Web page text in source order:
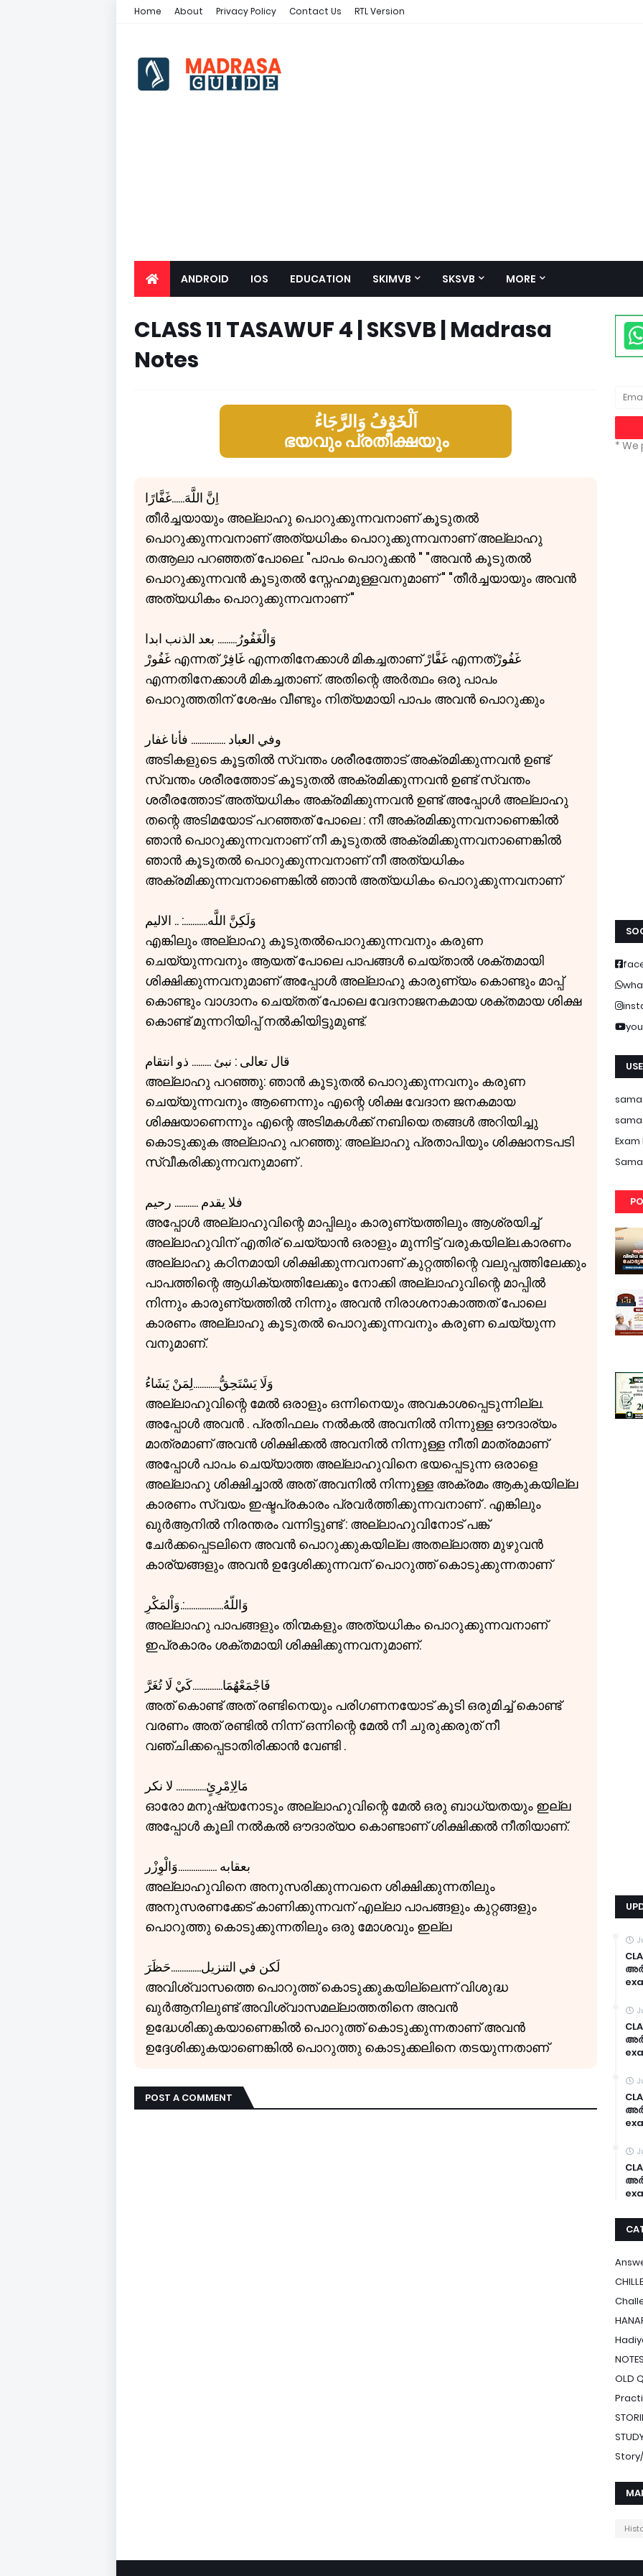
Home About Privacy Policy Contact Us RTL Version
ANDROID IOS EDUCATION SKIMVB SKSVB MORE
CLASS 11 TASAWUF 4 | SKSVB | Madrasa
Notes
اَلْخَوْفُ وَالرَّجَاءُ
ഭയവും പ്രതീക്ഷയും
اِنَّ اللَّهَ......غَفَّارًا
തീർച്ചയായും അല്ലാഹു പൊറുക്കുന്നവനാണ് കൂടുതൽ
പൊറുക്കുന്നവനാണ് അത്യധികം പൊറുക്കുന്നവനാണ് അല്ലാഹു
തആലാ പറഞ്ഞത് പോലെ: "പാപം പൊറുക്കൻ " "അവൻ കൂടുതൽ
പൊറുക്കുന്നവൻ കൂടുതൽ സ്നേഹമുള്ളവനുമാണ് " "തീർച്ചയായും അവൻ
അത്യധികം പൊറുക്കുന്നവനാണ് "
وَالْغَفُورُ......... بعد الذنب ابدا
غَفُورْ എന്നത് غَافِرْ എന്നതിനേക്കാൾ മികച്ചതാണ് غَفَّارْ എന്നത്غَفُورْ
എന്നതിനേക്കാൾ മികച്ചതാണ്. അതിന്റെ അർത്ഥം ഒരു പാപം
പൊറുത്തതിന് ശേഷം വീണ്ടും നിത്യമായി പാപം അവൻ പൊറുക്കും
وفي العباد ................ فأنا غفار
അടികളുടെ കൂട്ടതിൽ സ്വന്തം ശരീരത്തോട് അക്രമിക്കുന്നവൻ ഉണ്ട്
സ്വന്തം ശരീരത്തോട് കൂടുതൽ അക്രമിക്കുന്നവൻ ഉണ്ട് സ്വന്തം
ശരീരത്തോട് അത്യധികം അക്രമിക്കുന്നവൻ ഉണ്ട് അപ്പോൾ അല്ലാഹു
തന്റെ അടിമയോട് പറഞ്ഞത് പോലെ : നീ അക്രമിക്കുന്നവനാണെങ്കിൽ
ഞാൻ പൊറുക്കുന്നവനാണ് നീ കൂടുതൽ അക്രമിക്കുന്നവനാണെങ്കിൽ
ഞാൻ കൂടുതൽ പൊറുക്കുന്നവനാണ് നീ അത്യധികം
അക്രമിക്കുന്നവനാണെങ്കിൽ ഞാൻ അത്യധികം പൊറുക്കുന്നവനാണ്
وَلَكِنَّ اللَّه...........: .. الاليم
എങ്കിലും അല്ലാഹു കൂടുതൽപൊറുക്കുന്നവനും കരുണ
ചെയ്യുന്നവനും ആയത് പോലെ പാപങ്ങൾ ചെയ്താൽ ശക്തമായി
ശിക്ഷിക്കുന്നവനുമാണ് അപ്പോൾ അല്ലാഹു കാരുണ്യം കൊണ്ടും മാപ്പ്
കൊണ്ടും വാഗ്ദാനം ചെയ്തത് പോലെ വേദനാജനകമായ ശക്തമായ ശിക്ഷ
കൊണ്ട് മുന്നറിയിപ്പ് നൽകിയിട്ടുമുണ്ട്.
قال تعالى : نبئ ......... ذو انتقام
അല്ലാഹു പറഞ്ഞു: ഞാൻ കൂടുതൽ പൊറുക്കുന്നവനും കരുണ
ചെയ്യുന്നവനും ആണെന്നും എന്റെ ശിക്ഷ വേദാന ജനകമായ
ശിക്ഷയാണെന്നും എന്റെ അടിമകൾക്ക് നബിയെ തങ്ങൾ അറിയിച്ചു
കൊടുക്കുക അല്ലാഹു പറഞ്ഞു: അല്ലാഹു പ്രതാപിയും ശിക്ഷാനടപടി
സ്വീകരിക്കുന്നവനുമാണ് .
فلا يقدم ........... رحيم
അപ്പോൾ അല്ലാഹുവിന്റെ മാപ്പിലും കാരുണ്യത്തിലും ആശ്രയിച്ച്
അല്ലാഹുവിന് എതിര് ചെയ്യാൻ ഒരാളും മുന്നിട്ട് വരുകയില്ല.കാരണം
അല്ലാഹു കഠിനമായി ശിക്ഷിക്കുന്നവനാണ് കുറ്റത്തിന്റെ വലുപ്പത്തിലേക്കും
പാപത്തിന്റെ ആധിക്യത്തിലേക്കും നോക്കി അല്ലാഹുവിന്റെ മാപ്പിൽ
നിന്നും കാരുണ്യത്തിൽ നിന്നും അവൻ നിരാശനാകാത്തത് പോലെ
കാരണം അല്ലാഹു കൂടുതൽ പൊറുക്കുന്നവനും കരുണ ചെയ്യുന്ന
വനുമാണ്.
وَلَا يَسْتَحِقُّ............لِمَنْ يَشَاءُ
അല്ലാഹുവിന്റെ മേൽ ഒരാളും ഒന്നിനെയും അവകാശപ്പെടുന്നില്ല.
അപ്പോൾ അവൻ . പ്രതിഫലം നൽകൽ അവനിൽ നിന്നുള്ള ഔദാര്യം
മാത്രമാണ് അവൻ ശിക്ഷിക്കൽ അവനിൽ നിന്നുള്ള നീതി മാത്രമാണ്
അപ്പോൾ പാപം ചെയ്യാത്ത അല്ലാഹുവിനെ ഭയപ്പെടുന്ന ഒരാളെ
അല്ലാഹു ശിക്ഷിച്ചാൽ അത് അവനിൽ നിന്നുള്ള അക്രമം ആകുകയില്ല
കാരണം സ്വയം ഇഷ്ടപ്രകാരം പ്രവർത്തിക്കുന്നവനാണ് . എങ്കിലും
ഖുർആനിൽ നിരന്തരം വന്നിട്ടുണ്ട് : അല്ലാഹുവിനോട് പങ്ക്
ചേർക്കപ്പെടലിനെ അവൻ പൊറുക്കുകയില്ല അതല്ലാത്ത മുഴുവൻ
കാര്യങ്ങളും അവൻ ഉദ്ദേശിക്കുന്നവന് പൊറുത്ത് കൊടുക്കുന്നതാണ്
وَاللّهُ..................:.وَاْلمَكْرِ
അല്ലാഹു പാപങ്ങളും തിന്മകളും അത്യധികം പൊറുക്കുന്നവനാണ്
ഇപ്രകാരം ശക്തമായി ശിക്ഷിക്കുന്നവനുമാണ്.
فَاجْمَعْهُمَا..............كَيْ لَا تُغَرَّ
അത് കൊണ്ട് അത് രണ്ടിനെയും പരിഗണനയോട് കൂടി ഒരുമിച്ച് കൊണ്ട്
വരണം അത് രണ്ടിൽ നിന്ന് ഒന്നിന്റെ മേൽ നീ ചുരുക്കരുത് നീ
വഞ്ചിക്കപ്പെടാതിരിക്കാൻ വേണ്ടി .
مَالِاِمْرِئٍ.............. لا نكر
ഓരോ മനുഷ്യനോടും അല്ലാഹുവിന്റെ മേൽ ഒരു ബാധ്യതയും ഇല്ല
അപ്പോൾ കൂലി നൽകൽ ഔദാര്യo കൊണ്ടാണ് ശിക്ഷിക്കൽ നീതിയാണ്.
بعقابه ..................وَالْوِزْر
അല്ലാഹുവിനെ അനുസരിക്കുന്നവനെ ശിക്ഷിക്കുന്നതിലും
അനുസരണക്കേട് കാണിക്കുന്നവന് എല്ലാ പാപങ്ങളും കുറ്റങ്ങളും
പൊറുത്തു കൊടുക്കുന്നതിലും ഒരു മോശവും ഇല്ല
لَكن في التنزيل..............حَظَرَ
അവിശ്വാസത്തെ പൊറുത്ത് കൊടുക്കുകയില്ലെന്ന് വിശുദ്ധ
ഖുർആനിലുണ്ട് അവിശ്വാസമല്ലാത്തതിനെ അവൻ
ഉദ്ധേശിക്കുകയാണെങ്കിൽ പൊറുത്ത് കൊടുക്കുന്നതാണ് അവൻ
ഉദ്ദേശിക്കുകയാണെങ്കിൽ പൊറുത്തു കൊടുക്കലിനെ തടയുന്നതാണ്
POST A COMMENT
*
Exam
NOTES
OLD